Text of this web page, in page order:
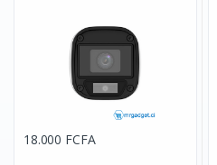
18.000 FCFA